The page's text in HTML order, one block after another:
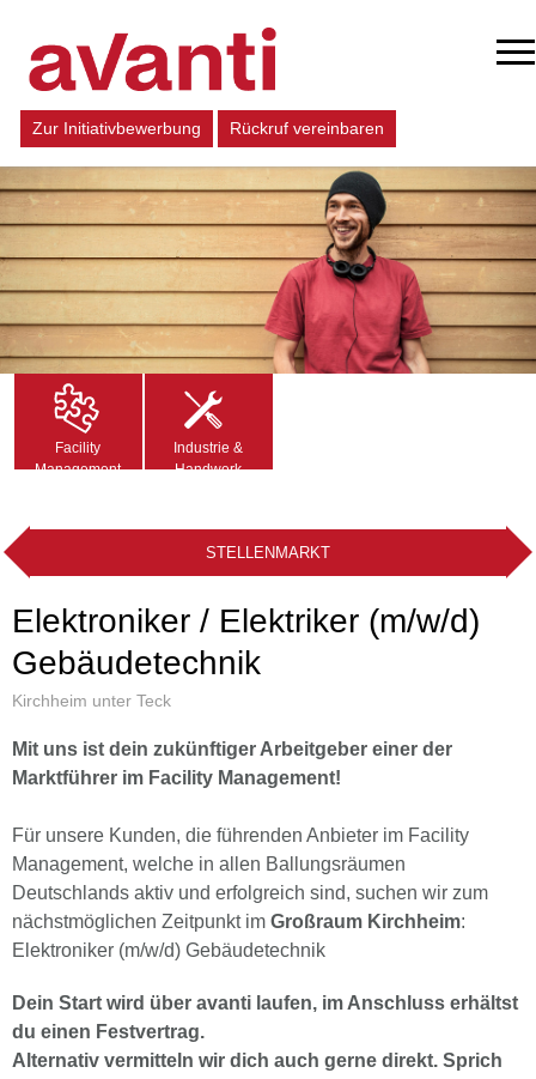
Zur Initiativbewerbung Rückruf vereinbaren
Facility
Management
Industrie &
Handwerk
STELLENMARKT
Elektroniker / Elektriker (m/w/d)
Gebäudetechnik
Kirchheim unter Teck
Mit uns ist dein zukünftiger Arbeitgeber einer der
Marktführer im Facility Management!
Für unsere Kunden, die führenden Anbieter im Facility
Management, welche in allen Ballungsräumen
Deutschlands aktiv und erfolgreich sind, suchen wir zum
nächstmöglichen Zeitpunkt im Großraum Kirchheim:
Elektroniker (m/w/d) Gebäudetechnik
Dein Start wird über avanti laufen, im Anschluss erhältst
du einen Festvertrag.
Alternativ vermitteln wir dich auch gerne direkt. Sprich